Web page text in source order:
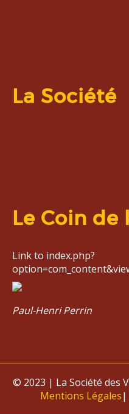
La Société
Le Coin de
Link to index.php?
Paul-Henri Perrin
© 2023 | La Société des
Mentions Légales|